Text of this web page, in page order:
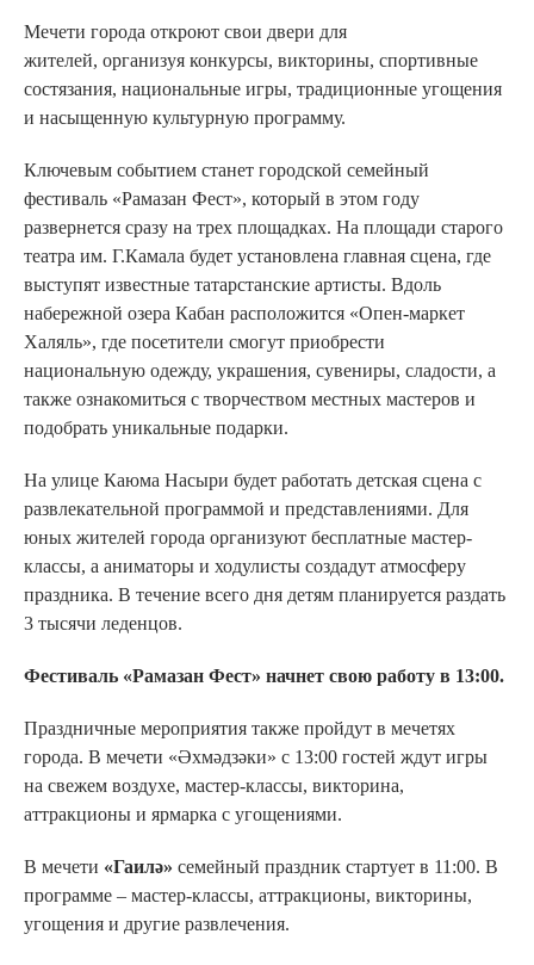
Мечети города откроют свои двери для
жителей, организуя конкурсы, викторины, спортивные
состязания, национальные игры, традиционные угощения
и насыщенную культурную программу.
Ключевым событием станет городской семейный
фестиваль «Рамазан Фест», который в этом году
развернется сразу на трех площадках. На площади старого
театра им. Г.Камала будет установлена главная сцена, где
выступят известные татарстанские артисты. Вдоль
набережной озера Кабан расположится «Опен-маркет
Халяль», где посетители смогут приобрести
национальную одежду, украшения, сувениры, сладости, а
также ознакомиться с творчеством местных мастеров и
подобрать уникальные подарки.
На улице Каюма Насыри будет работать детская сцена с
развлекательной программой и представлениями. Для
юных жителей города организуют бесплатные мастер-
классы, а аниматоры и ходулисты создадут атмосферу
праздника. В течение всего дня детям планируется раздать
3 тысячи леденцов.
Фестиваль «Рамазан Фест» начнет свою работу в 13:00.
Праздничные мероприятия также пройдут в мечетях
города. В мечети «Әхмәдзәки» с 13:00 гостей ждут игры
на свежем воздухе, мастер-классы, викторина,
аттракционы и ярмарка с угощениями.
В мечети «Гаилә» семейный праздник стартует в 11:00. В
программе – мастер-классы, аттракционы, викторины,
угощения и другие развлечения.